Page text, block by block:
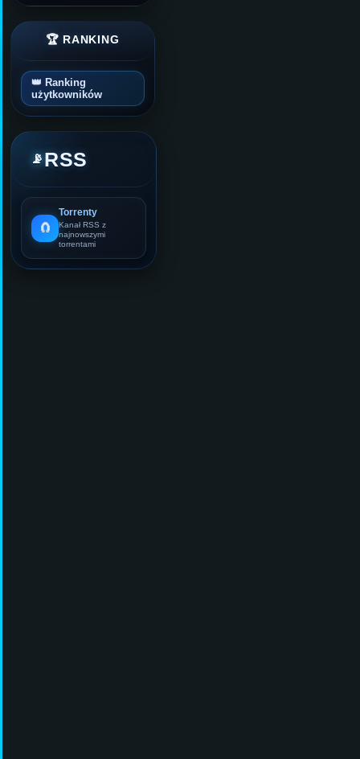
🏆 RANKING
👑 Ranking
użytkowników
📡RSS
🧲
Torrenty
Kanał RSS z
najnowszymi
torrentami